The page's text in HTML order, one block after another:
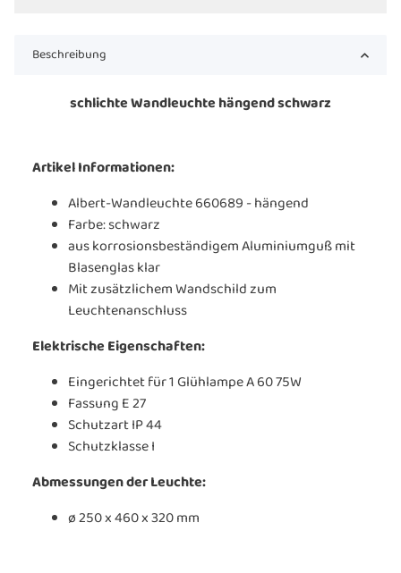
Beschreibung
schlichte Wandleuchte hängend schwarz
Artikel Informationen:
Albert-Wandleuchte 660689 - hängend
Farbe: schwarz
aus korrosionsbeständigem Aluminiumguß mit
Blasenglas klar
Mit zusätzlichem Wandschild zum
Leuchtenanschluss
Elektrische Eigenschaften:
Eingerichtet für 1 Glühlampe A 60 75W
Fassung E 27
Schutzart IP 44
Schutzklasse I
Abmessungen der Leuchte:
ø 250 x 460 x 320 mm